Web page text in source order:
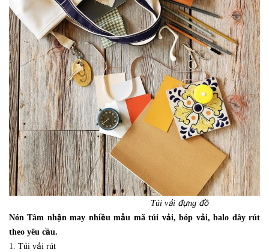
Túi vải đựng đồ
Nón Tâm nhận may nhiều mẫu mã túi vải, bóp vải, balo dây rút
theo yêu cầu.
1. Túi vải rút